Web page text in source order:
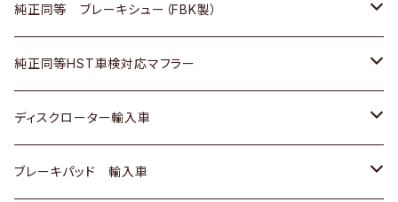
ＢＭＷ
三菱
スバル
マツダ
三菱
スバル
いすゞ
ダイハツ
マツダ
三菱
日産
ダイハツ
マツダ
三菱
日産
いすゞ
ダイハツ
マツダ
ホンダ
スズキ
日産
ダイハツ
トヨタ
ホンダ
スズキ
日産
純正同等 ブレーキシュー（FBK製）
ホンダ
スズキ
日産
純正同等HST車検対応マフラー
トヨタ
ホンダ
ディスクローター輸入車
ＡＵＤＩ
ブレーキパッド 輸入車